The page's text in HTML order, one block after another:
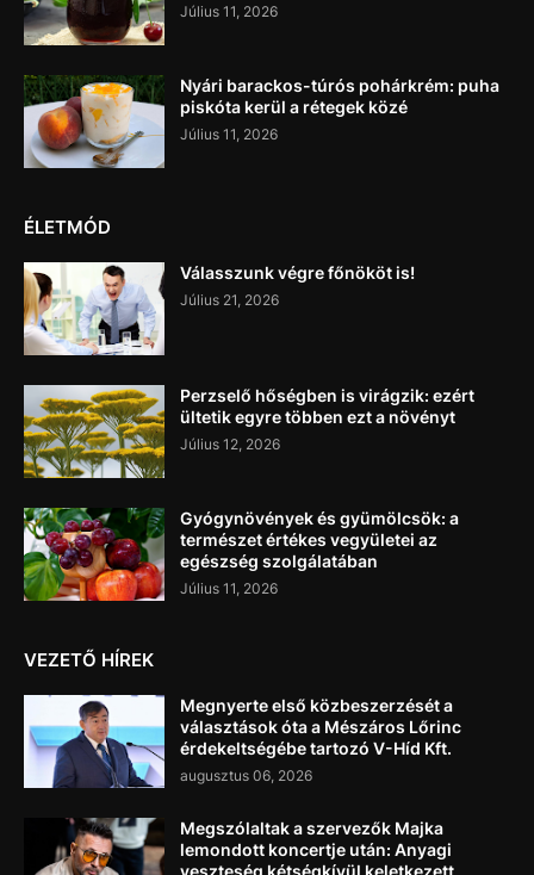
Július 11, 2026
Nyári barackos-túrós pohárkrém: puha
piskóta kerül a rétegek közé
Július 11, 2026
ÉLETMÓD
Válasszunk végre főnököt is!
Július 21, 2026
Perzselő hőségben is virágzik: ezért
ültetik egyre többen ezt a növényt
Július 12, 2026
Gyógynövények és gyümölcsök: a
természet értékes vegyületei az
egészség szolgálatában
Július 11, 2026
VEZETŐ HÍREK
Megnyerte első közbeszerzését a
választások óta a Mészáros Lőrinc
érdekeltségébe tartozó V-Híd Kft.
augusztus 06, 2026
Megszólaltak a szervezők Majka
lemondott koncertje után: Anyagi